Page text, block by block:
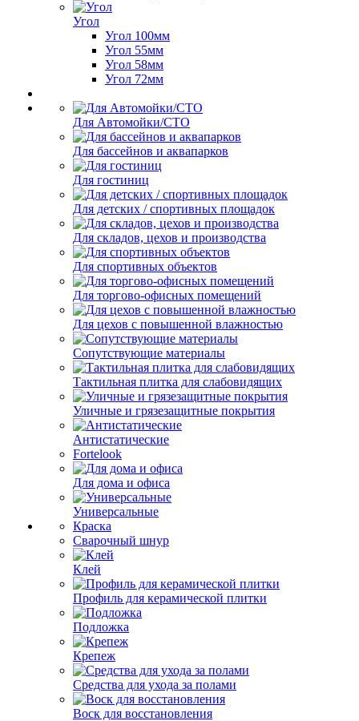
Угол
Угол 100мм
Угол 55мм
Угол 58мм
Угол 72мм
Для Автомойки/СТО
Для бассейнов и аквапарков
Для гостиниц
Для детских / спортивных площадок
Для складов, цехов и производства
Для спортивных объектов
Для торгово-офисных помещений
Для цехов с повышенной влажностью
Сопутствующие материалы
Тактильная плитка для слабовидящих
Уличные и грязезащитные покрытия
Антистатические
Fortelook
Для дома и офиса
Универсальные
Краска
Сварочный шнур
Клей
Профиль для керамической плитки
Подложка
Крепеж
Средства для ухода за полами
Воск для восстановления